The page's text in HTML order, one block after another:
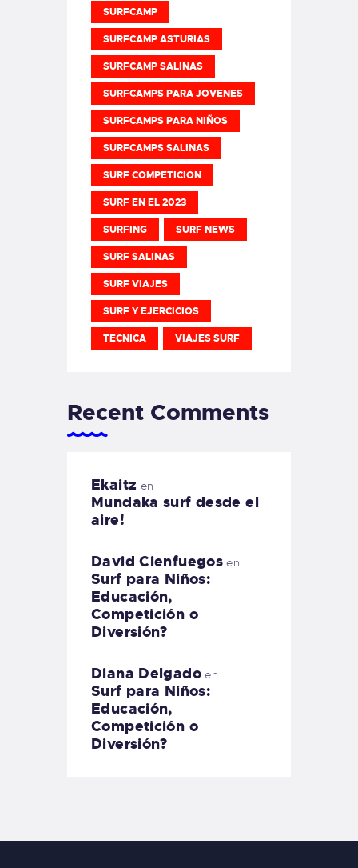
SURFCAMP
SURFCAMP ASTURIAS
SURFCAMP SALINAS
SURFCAMPS PARA JOVENES
SURFCAMPS PARA NIÑOS
SURFCAMPS SALINAS
SURF COMPETICION
SURF EN EL 2023
SURFING SURF NEWS
SURF SALINAS
SURF VIAJES
SURF Y EJERCICIOS
TECNICA VIAJES SURF
Recent Comments
Ekaitz en
Mundaka surf desde el
aire!
David Cienfuegos en
Surf para Niños:
Educación,
Competición o
Diversión?
Diana Delgadoen
Surf para Niños:
Educación,
Competición o
Diversión?